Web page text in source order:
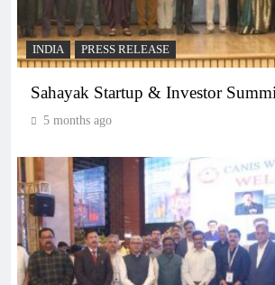
INDIA PRESS RELEASE
Sahayak Startup & Investor
5 months ago